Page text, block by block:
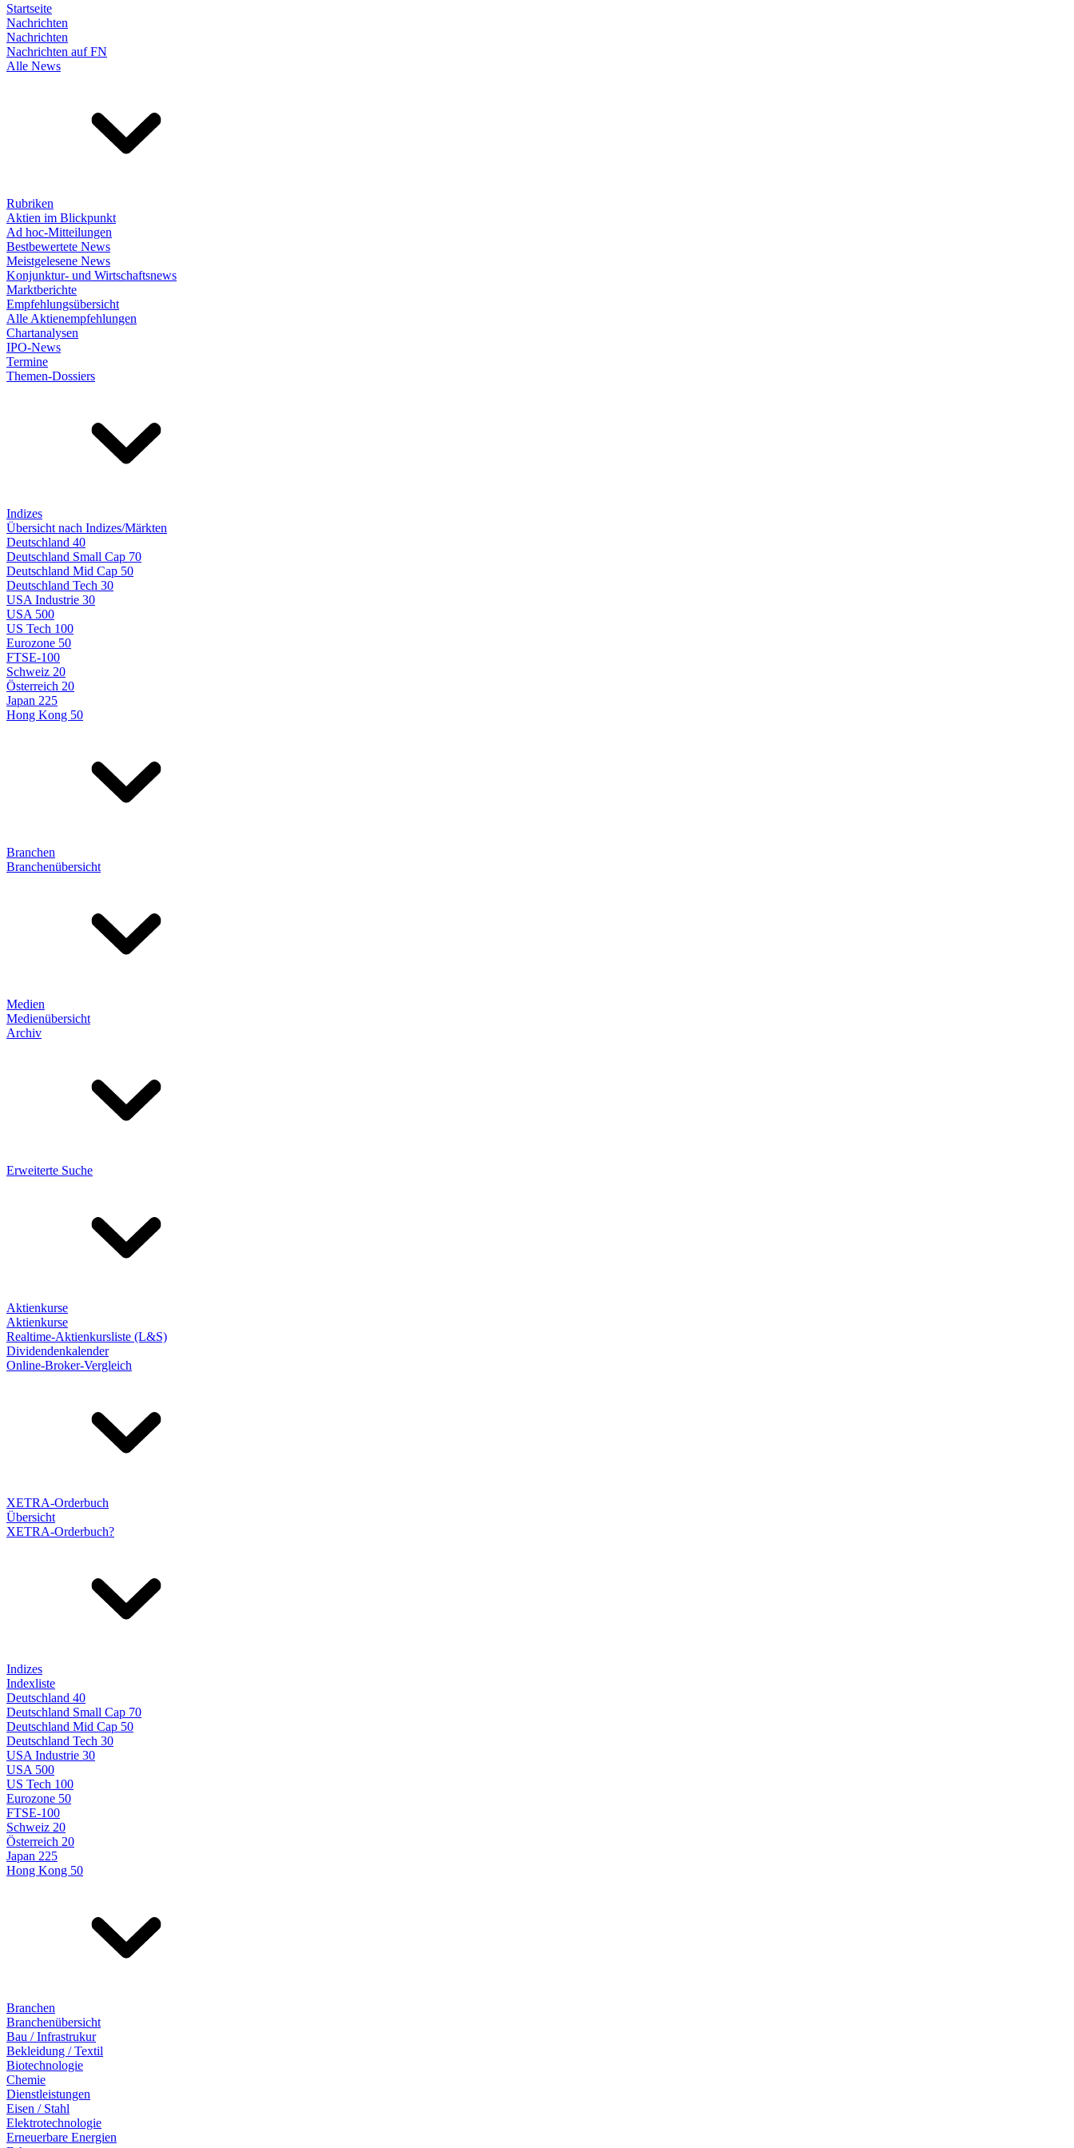
Startseite
Nachrichten
Nachrichten
Nachrichten auf FN
Alle News
Rubriken
Aktien im Blickpunkt
Ad hoc-Mitteilungen
Bestbewertete News
Meistgelesene News
Konjunktur- und Wirtschaftsnews
Marktberichte
Empfehlungsübersicht
Alle Aktienempfehlungen
Chartanalysen
IPO-News
Termine
Themen-Dossiers
Indizes
Übersicht nach Indizes/Märkten
Deutschland 40
Deutschland Small Cap 70
Deutschland Mid Cap 50
Deutschland Tech 30
USA Industrie 30
USA 500
US Tech 100
Eurozone 50
FTSE-100
Schweiz 20
Österreich 20
Japan 225
Hong Kong 50
Branchen
Branchenübersicht
Medien
Medienübersicht
Archiv
Erweiterte Suche
Aktienkurse
Aktienkurse
Realtime-Aktienkursliste (L&S)
Dividendenkalender
Online-Broker-Vergleich
XETRA-Orderbuch
Übersicht
XETRA-Orderbuch?
Indizes
Indexliste
Deutschland 40
Deutschland Small Cap 70
Deutschland Mid Cap 50
Deutschland Tech 30
USA Industrie 30
USA 500
US Tech 100
Eurozone 50
FTSE-100
Schweiz 20
Österreich 20
Japan 225
Hong Kong 50
Branchen
Branchenübersicht
Bau / Infrastrukur
Bekleidung / Textil
Biotechnologie
Chemie
Dienstleistungen
Eisen / Stahl
Elektrotechnologie
Erneuerbare Energien